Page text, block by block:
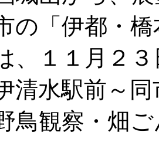
の「伊都・
、１１月２
清水駅前～
鳥観察・畑